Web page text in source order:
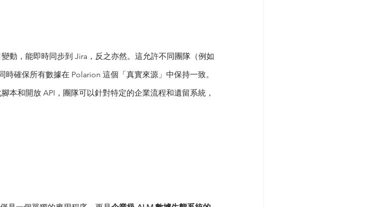
動，能即時同步到 Jira，反之亦然。這允許不同團隊（例如
確保所有數據在 Polarion 這個「真實來源」中保持一致。
本和開放 API，團隊可以針對特定的企業流程和遺留系統，